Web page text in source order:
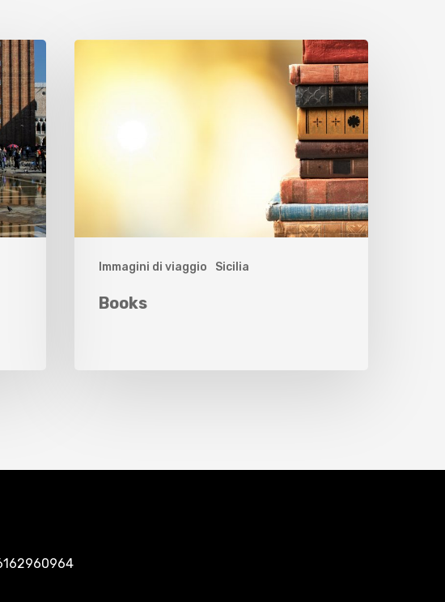
Immagini di viaggio Sicilia
Books